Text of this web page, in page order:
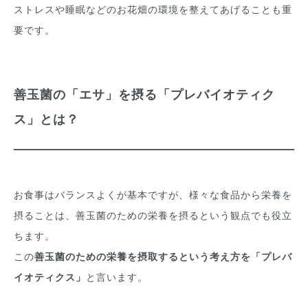
ストレスや睡眠などのお花畑の環境を整えてあげることも重
要です。
善玉菌の「エサ」を摂る「プレバイオティク
ス」とは？
お食事はバランスよくが基本ですが、様々な食品から栄養を
摂ることは、善玉菌のための栄養を摂るという観点でも役立
ちます。
この善玉菌のための栄養を摂取するという考え方を「プレバ
イオティクス」
と言います。